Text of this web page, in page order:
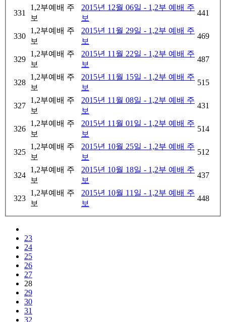
331
1,2부예배 주
보
2015년 12월 06일 - 1,2부 예배 주
보
441
330
1,2부예배 주
보
2015년 11월 29일 - 1,2부 예배 주
보
469
329
1,2부예배 주
보
2015년 11월 22일 - 1,2부 예배 주
보
487
328
1,2부예배 주
보
2015년 11월 15일 - 1,2부 예배 주
보
515
327
1,2부예배 주
보
2015년 11월 08일 - 1,2부 예배 주
보
431
326
1,2부예배 주
보
2015년 11월 01일 - 1,2부 예배 주
보
514
325
1,2부예배 주
보
2015년 10월 25일 - 1,2부 예배 주
보
512
324
1,2부예배 주
보
2015년 10월 18일 - 1,2부 예배 주
보
437
323
1,2부예배 주
보
2015년 10월 11일 - 1,2부 예배 주
보
448
23
24
25
26
27
28
29
30
31
32